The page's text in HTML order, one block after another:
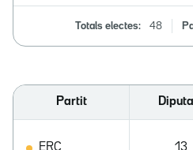
Totals electes: 48
Partit
ERC 13